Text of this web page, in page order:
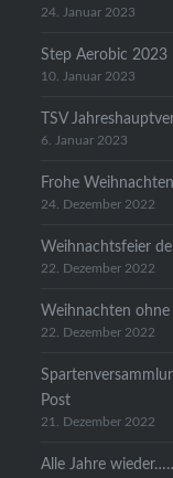
24. Januar 2023
Step Aerobic
10. Januar 2023
TSV
6. Januar 2023
Frohe
24. Dezember 2022
Weihnachtsfeier
22. Dezember 2022
Weihnachten
22. Dezember 2022
Post
21. Dezember 2022
Alle Jahre